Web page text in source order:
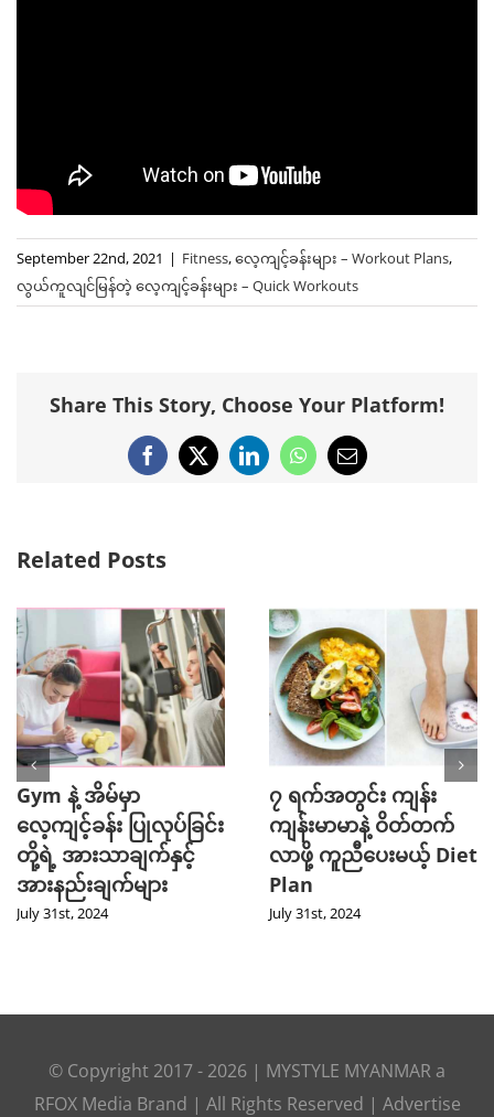
September 22nd, 2021 | Fitness,လေ့ကျင့်ခန်းများ – Workout Plans,
လွယ်ကူလျင်မြန်တဲ့ ‌လေ့ကျင့်ခန်းများ – Quick Workouts
Share This Story, Choose Your Platform!
Facebook
X LinkedInWhatsApp
Email
Related Posts
Gym နဲ့ အိမ်မှာ
လေ့ကျင့်ခန်း ပြုလုပ်ခြင်း
တို့ရဲ့ အားသာချက်နှင့်
အားနည်းချက်များ
July 31st, 2024
၇ ရက်အတွင်း ကျန်း
ကျန်းမာမာနဲ့ ဝိတ်တက်
လာဖို့ ကူညီပေးမယ့် Diet
Plan
July 31st, 2024
© Copyright 2017 - 2026 | MYSTYLE MYANMAR a
RFOX Media Brand | All Rights Reserved | Advertise